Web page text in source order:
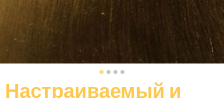
Настраиваемый и